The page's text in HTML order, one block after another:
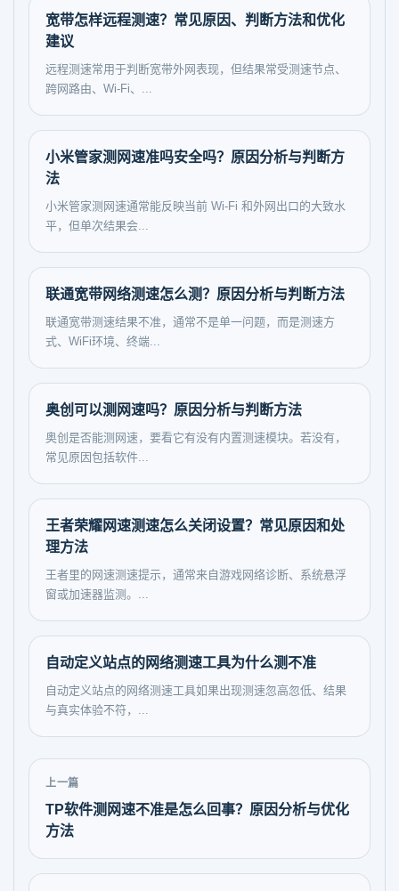
宽带怎样远程测速？常见原因、判断方法和优化
建议
远程测速常用于判断宽带外网表现，但结果常受测速节点、
跨网路由、Wi‑Fi、...
小米管家测网速准吗安全吗？原因分析与判断方
法
小米管家测网速通常能反映当前 Wi‑Fi 和外网出口的大致水
平，但单次结果会...
联通宽带网络测速怎么测？原因分析与判断方法
联通宽带测速结果不准，通常不是单一问题，而是测速方
式、WiFi环境、终端...
奥创可以测网速吗？原因分析与判断方法
奥创是否能测网速，要看它有没有内置测速模块。若没有，
常见原因包括软件...
王者荣耀网速测速怎么关闭设置？常见原因和处
理方法
王者里的网速测速提示，通常来自游戏网络诊断、系统悬浮
窗或加速器监测。...
自动定义站点的网络测速工具为什么测不准
自动定义站点的网络测速工具如果出现测速忽高忽低、结果
与真实体验不符，...
上一篇
TP软件测网速不准是怎么回事？原因分析与优化
方法